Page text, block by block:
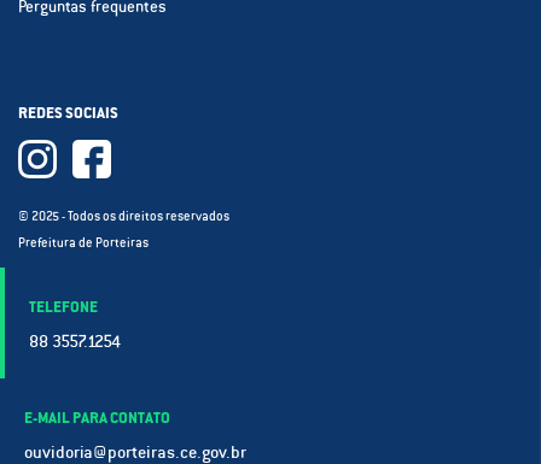
Perguntas frequentes
REDES SOCIAIS
© 2025 - Todos os direitos reservados
Prefeitura de Porteiras
TELEFONE
88 3557.1254
E-MAIL PARA CONTATO
ouvidoria@porteiras.ce.gov.br